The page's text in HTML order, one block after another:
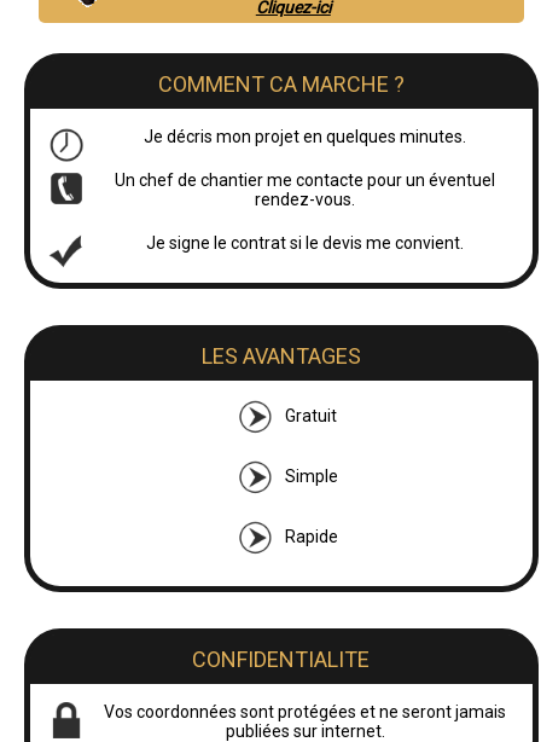
Cliquez-ici
COMMENT CA MARCHE ?
Je décris mon projet en quelques minutes.
Un chef de chantier me contacte pour un éventuel
rendez-vous.
Je signe le contrat si le devis me convient.
LES AVANTAGES
Gratuit
Simple
Rapide
CONFIDENTIALITE
Vos coordonnées sont protégées et ne seront jamais
publiées sur internet.